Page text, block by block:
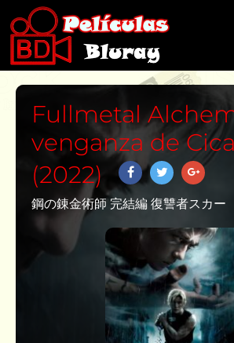
Fullmetal
venganza de
(2022)
鋼の錬金術師 完結編 復讐者スカー